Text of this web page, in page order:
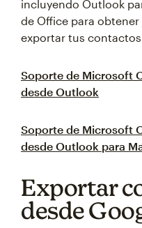
incluyendo Outlook
de Office para
exportar tus contactos
Soporte de Microsoft
desde Outlook
Soporte de Microsoft
desde Outlook para
Exportar
desde